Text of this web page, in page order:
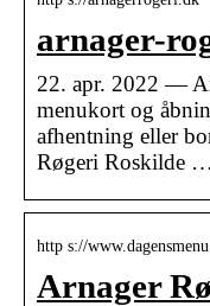
arnager-
22. apr. 2022 —
menukort og
afhentning eller
Røgeri Roskilde …
http s://
Arnager